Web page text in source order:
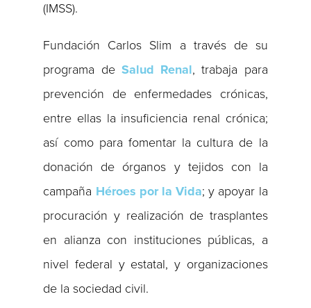
(IMSS).
Fundación Carlos Slim a través de su
programa de Salud Renal, trabaja para
prevención de enfermedades crónicas,
entre ellas la insuficiencia renal crónica;
así como para fomentar la cultura de la
donación de órganos y tejidos con la
campaña Héroes por la Vida; y apoyar la
procuración y realización de trasplantes
en alianza con instituciones públicas, a
nivel federal y estatal, y organizaciones
de la sociedad civil.